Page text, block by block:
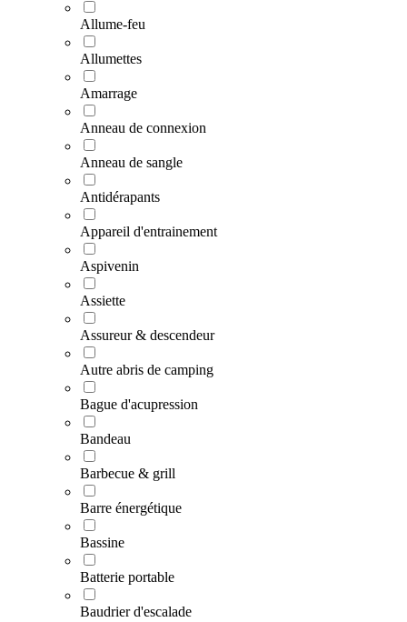
Allume-feu
Allumettes
Amarrage
Anneau de connexion
Anneau de sangle
Antidérapants
Appareil d'entrainement
Aspivenin
Assiette
Assureur & descendeur
Autre abris de camping
Bague d'acupression
Bandeau
Barbecue & grill
Barre énergétique
Bassine
Batterie portable
Baudrier d'escalade